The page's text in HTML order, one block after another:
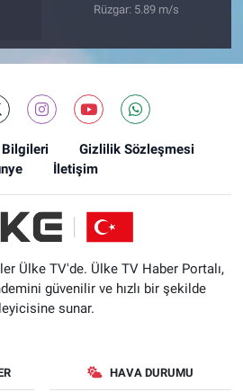
Rüzgar: 5.89 m/s
Gizlilik Sözleşmesi
İletişim
Ülke TV'de. Ülke TV Haber Portalı,
güvenilir ve hızlı bir şekilde
sunar.
HAVA DURUMU